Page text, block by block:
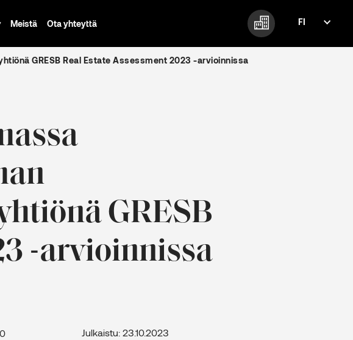
Meistä Ota yhteyttä
FI
GRESB Real Estate Assessment 2023 -arvioinnissa
GRESB
-arvioinnissa
Julkaistu: 23.10.2023